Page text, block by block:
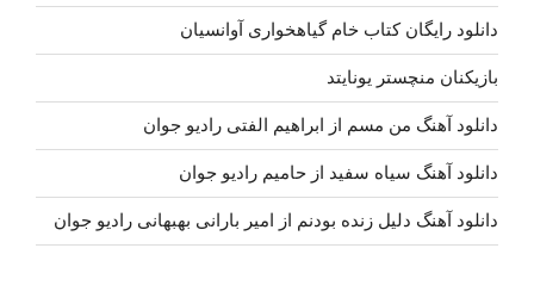
دانلود رایگان کتاب خام گیاهخواری آوانسیان
بازیکنان منچستر یونایتد
دانلود آهنگ من مسم از ابراهیم الفتی رادیو جوان
دانلود آهنگ سیاه سفید از حامیم رادیو جوان
دانلود آهنگ دلیل زنده بودنم از امیر بارانی بهبهانی رادیو جوان